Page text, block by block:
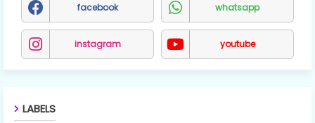
facebook whatsapp
instagram youtube
LABELS